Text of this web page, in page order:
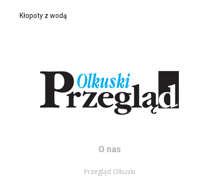
Kłopoty z wodą
O nas
Przegląd Olkuski